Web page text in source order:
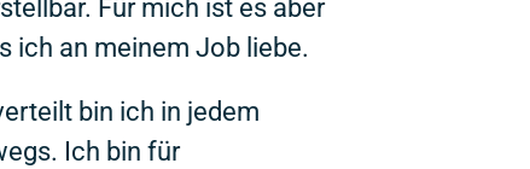
Für mich ist es aber
ich an meinem Job liebe.
bin ich in jedem
Ich bin für